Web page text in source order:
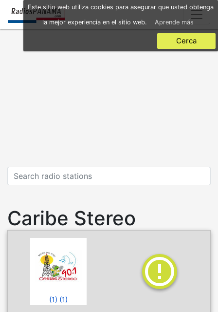
Skip
main
Caribe Stereo
(1) (1)
Este sitio web utiliza cookies para asegurar que usted obtenga
la mejor experiencia en el sitio web. Aprende más
Cerca